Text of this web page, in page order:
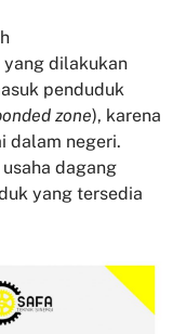
dilakukan
penduduk
zone), karena
dalam negeri.
dagang
yang tersedia